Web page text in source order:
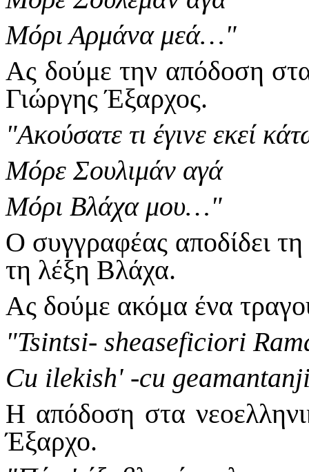
Μόρι Αρμάνα μεά…"
Ας δούμε την απόδοση
Γιώργης Έξαρχος.
"Ακούσατε τι έγινε εκεί
Μόρε Σουλιμάν αγά
Μόρι Βλάχα μου…"
Ο συγγραφέας αποδίδει
τη λέξη Βλάχα.
Ας δούμε ακόμα ένα
"Tsintsi- sheaseficiori
Cu ilekish' -cu
Η απόδοση στα
Έξαρχο.